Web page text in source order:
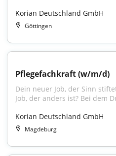
Korian Deutschland GmbH
Göttingen
Pflegefachkraft (w/m/d)
Dein neuer Job, der Sinn
Job, der anders ist? Bei dem
Korian Deutschland GmbH
Magdeburg